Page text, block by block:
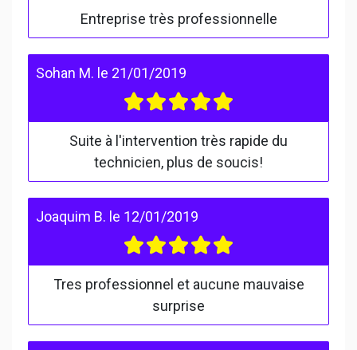
Entreprise très professionnelle
Sohan M. le 21/01/2019
Suite à l'intervention très rapide du
technicien, plus de soucis!
Joaquim B. le 12/01/2019
Tres professionnel et aucune mauvaise
surprise